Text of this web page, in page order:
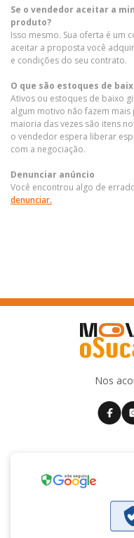
Se o vendedor aceitar a
produto?
Isso mesmo. Sua oferta é um
aceitar a proposta você
e condições do seu contrato.
O que são estoques de
Ativos ou estoques de baixo
algum motivo não fazem
maioria das vezes são itens
o vendedor espera liberar
com a negociação.
Denunciar anúncio
Você encontrou algo de
denunciar.
Nos